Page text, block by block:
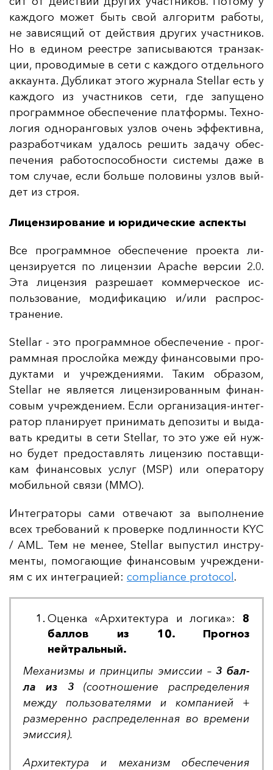
каж­до­го мо­жет быть свой ал­го­ритм ра­бо­ты,
не за­ви­ся­щий от дей­ствия дру­гих учас­тни­ков.
Но в еди­ном ре­ес­тре за­пи­сы­ва­ют­ся тран­зак­
ции, про­во­ди­мые в се­ти с каж­до­го от­дель­но­го
ак­ка­ун­та. Дуб­ли­кат это­го жур­на­ла Stellar есть у
каж­до­го из учас­тни­ков се­ти, где за­пу­ще­но
прог­рам­мное обес­пе­че­ние плат­фор­мы. Тех­но­
ло­гия од­но­ран­го­вых уз­лов очень эф­фек­тив­на,
раз­ра­бот­чи­кам уда­лось ре­шить за­да­чу обес­
пе­че­ния ра­бо­тос­по­соб­нос­ти сис­те­мы да­же в
том слу­чае, ес­ли боль­ше по­ло­ви­ны уз­лов вый­
дет из строя.
Лицензирование и юридические аспекты
Все прог­рам­мное обес­пе­че­ние про­ек­та ли­
цен­зи­ру­ет­ся по ли­цен­зии Apache вер­сии 2.0.
Эта ли­цен­зия раз­ре­ша­ет ком­мер­чес­кое ис­
поль­зо­ва­ние, мо­ди­фи­ка­цию и/или рас­прос­
тра­не­ние.
Stellar - это прог­рам­мное обес­пе­че­ние - прог­
рам­мная прос­лой­ка меж­ду фи­нан­со­вы­ми про­
дук­та­ми и уч­реж­де­ни­ями. Та­ким об­ра­зом,
Stellar не яв­ля­ет­ся ли­цен­зи­ро­ван­ным фи­нан­
со­вым уч­реж­де­ни­ем. Ес­ли ор­га­ни­за­ция-ин­тег­
ра­тор пла­ни­ру­ет при­ни­мать де­по­зи­ты и вы­да­
вать кре­ди­ты в се­ти Stellar, то это уже ей нуж­
но бу­дет пре­дос­тав­лять ли­цен­зию пос­тав­щи­
кам фи­нан­со­вых ус­луг (MSP) или опе­ра­то­ру
мо­биль­ной свя­зи (MMO).
Ин­тег­ра­то­ры са­ми от­ве­ча­ют за вы­пол­не­ние
всех тре­бо­ва­ний к про­вер­ке под­лин­нос­ти KYC
/ AML. Тем не ме­нее, Stellar вы­пус­тил инс­тру­
мен­ты, по­мо­га­ющие фи­нан­со­вым уч­реж­де­ни­
ям с их ин­тег­ра­ци­ей: compliance protocol.
Оценка «Архитектура и логика»:
8
баллов из 10. Прогноз
нейтральный.
Ме­ха­низ­мы и прин­ци­пы эмис­сии – 3 бал­
ла из 3 (со­от­но­ше­ние рас­пре­де­ле­ния
меж­ду поль­зо­ва­те­ля­ми и ком­па­ни­ей +
раз­ме­рен­но рас­пре­де­лен­ная во вре­ме­ни
эмис­сия).
Ар­хи­тек­ту­ра и ме­ха­низм обес­пе­че­ния